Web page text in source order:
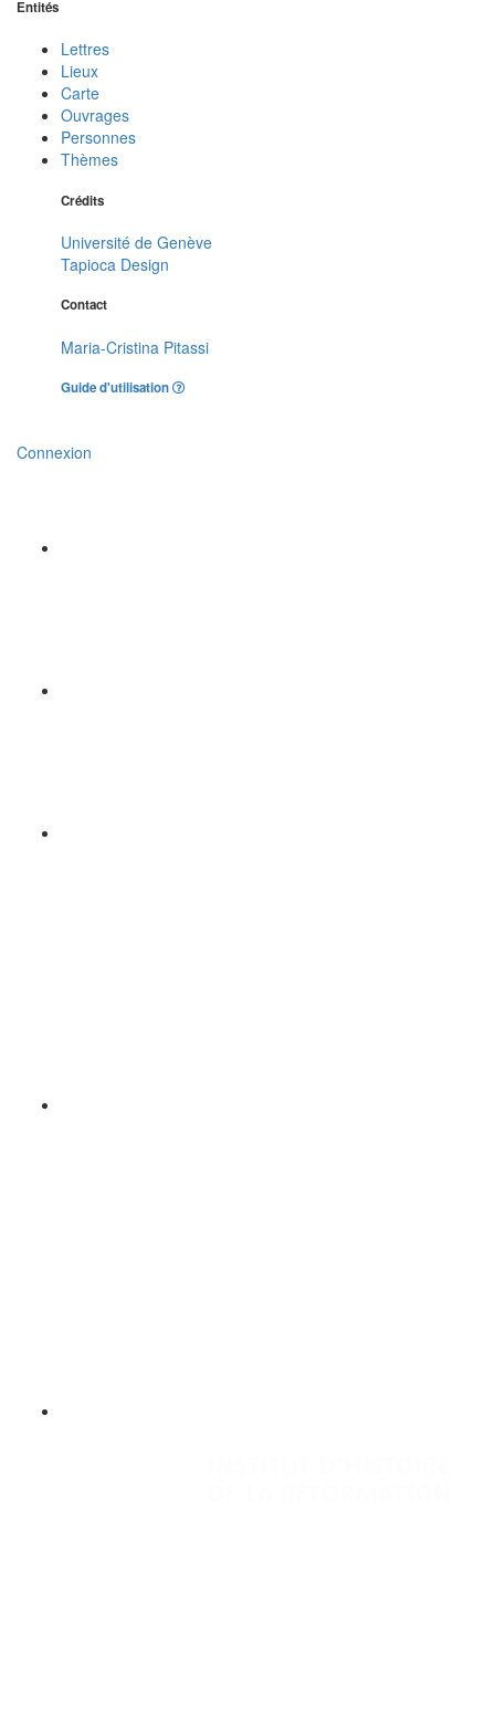
Entités
Lettres
Lieux
Carte
Ouvrages
Personnes
Thèmes
Crédits
Université de Genève
Tapioca Design
Contact
Maria-Cristina Pitassi
Guide d'utilisation
Connexion